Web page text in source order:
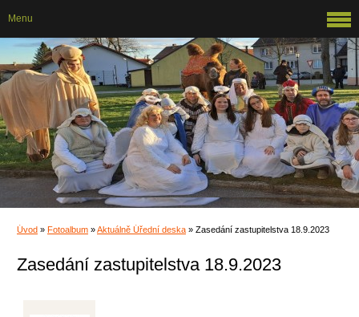
Úvod » Fotoalbum »Aktuálně Úřední deska » Zasedání zastupitelstva 18.9.2023
Zasedání zastupitelstva 18.9.2023
Menu